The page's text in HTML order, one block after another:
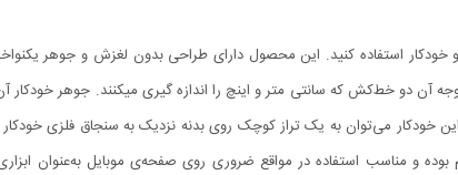
لمسی و خودکار استفاده کنید. این محصول دارای طراحی بدون لغزش و
که در دو وجه آن دو خط‌کش که سانتی متر و اینچ را اندازه گیری میکنند. جوهر
خودکار می‌توان به یک تراز کوچک روی بدنه نزدیک به سنجاق فلزی خودکار
و مناسب استفاده در مواقع ضروری روی صفحه‌ی موبایل به‌عنوان